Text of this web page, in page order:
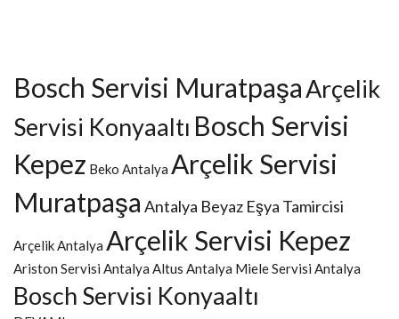
Bosch Servisi MuratpaşaArçelik
Servisi Konyaaltı Bosch Servisi
Kepez Beko Antalya Arçelik Servisi
Muratpaşa Antalya Beyaz Eşya Tamircisi
Arçelik Antalya Arçelik Servisi Kepez
Ariston Servisi Antalya Altus Antalya Miele Servisi Antalya
Bosch Servisi Konyaaltı